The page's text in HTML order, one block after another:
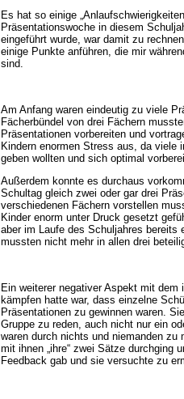
Es hat so einige
Präsentationswoche in diesem
eingeführt wurde, war damit zu
einige Punkte anführen, die mir
sind.
Am Anfang waren eindeutig zu viele
Fächerbündel von drei Fächern
Präsentationen vorbereiten und
Kindern enormen Stress aus, da viele
geben wollten und sich optimal
Außerdem konnte es durchaus
Schultag gleich zwei oder gar drei
verschiedenen Fächern vorstellen
Kinder enorm unter Druck gesetzt
aber im Laufe des Schuljahres bereits
mussten nicht mehr in allen drei
Ein weiterer negativer Aspekt mit
kämpfen hatte war, dass einzelne
Präsentationen zu gewinnen waren.
Gruppe zu reden, auch nicht nur ein
waren durch nichts und niemanden
mit ihnen „ihre“ zwei Sätze durchging
Feedback gab und sie versuchte zu